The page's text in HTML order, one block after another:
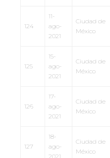
124
11-
ago-
2021
Ciudad de
México
125
15-
ago-
2021
Ciudad de
México
126
17-
ago-
2021
Ciudad de
México
127
18-
ago-
2021
Ciudad de
México